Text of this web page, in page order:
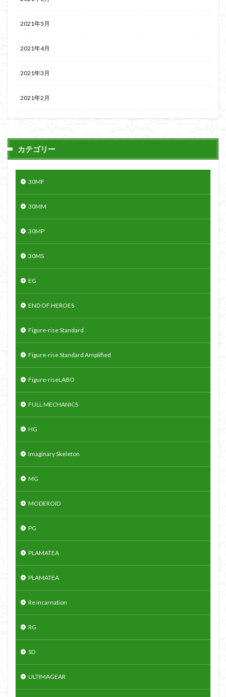
2021年5月
2021年4月
2021年3月
2021年2月
カテゴリー
30MF
30MM
30MP
30MS
EG
END OF HEROES
Figure-rise Standard
Figure-rise Standard Amplified
Figure-riseLABO
FULL MECHANICS
HG
Imaginary Skeleton
MG
MODEROID
PG
PLAMATEA
PLAMATEA
Re incarnation
RG
SD
ULTIMAGEAR